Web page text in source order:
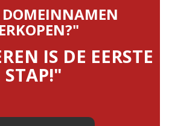
DOMEINNAMEN
IS DE EERSTE
STAP!"